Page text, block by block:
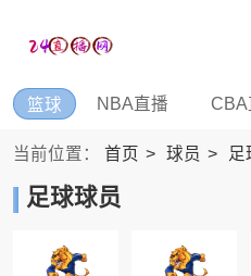
篮球 NBA直播 CBA
当前位置： 首页 球员 足
足球球员